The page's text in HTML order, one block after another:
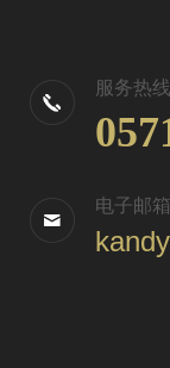
服务热线
电子邮箱